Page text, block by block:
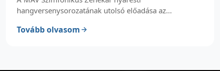
hangversenysorozatának utolsó előadása az...
Tovább olvasom